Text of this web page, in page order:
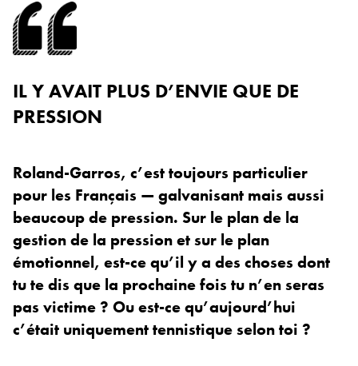
IL Y AVAIT PLUS D’ENVIE QUE DE
PRESSION
Roland-Garros, c’est toujours particulier
pour les Français — galvanisant mais aussi
beaucoup de pression. Sur le plan de la
gestion de la pression et sur le plan
émotionnel, est-ce qu’il y a des choses dont
tu te dis que la prochaine fois tu n’en seras
pas victime ? Ou est-ce qu’aujourd’hui
c’était uniquement tennistique selon toi ?